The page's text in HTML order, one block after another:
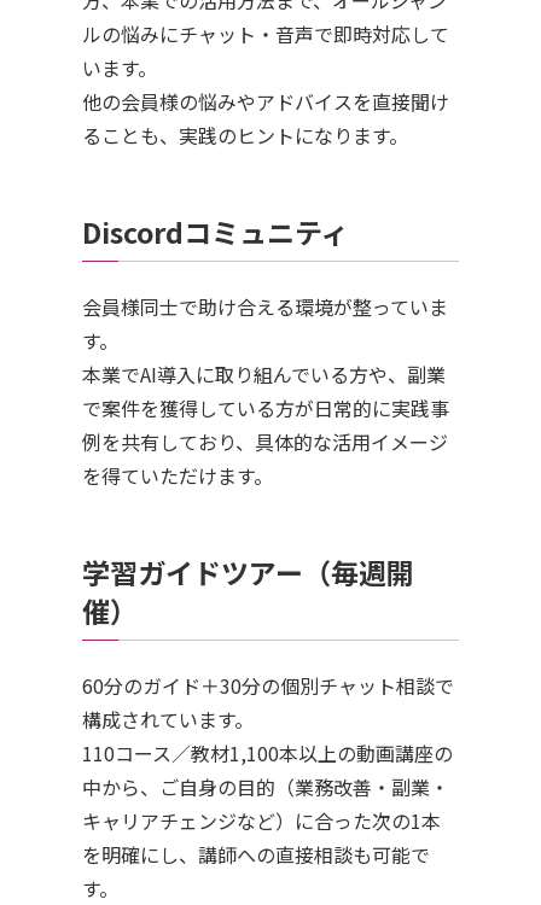
ルの悩みにチャット・音声で即時対応して
います。
他の会員様の悩みやアドバイスを直接聞け
ることも、実践のヒントになります。
Discordコミュニティ
会員様同士で助け合える環境が整っていま
す。
本業でAI導入に取り組んでいる方や、副業
で案件を獲得している方が日常的に実践事
例を共有しており、具体的な活用イメージ
を得ていただけます。
学習ガイドツアー（毎週開
催）
60分のガイド＋30分の個別チャット相談で
構成されています。
110コース／教材1,100本以上の動画講座の
中から、ご自身の目的（業務改善・副業・
キャリアチェンジなど）に合った次の1本
を明確にし、講師への直接相談も可能で
す。